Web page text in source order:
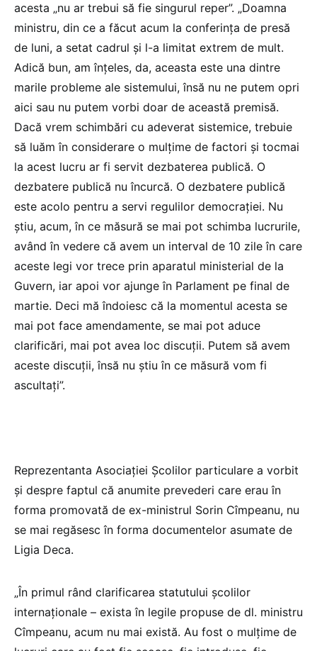
acesta „nu ar trebui să fie singurul reper”. „Doamna
ministru, din ce a făcut acum la conferința de presă
de luni, a setat cadrul și l-a limitat extrem de mult.
Adică bun, am înțeles, da, aceasta este una dintre
marile probleme ale sistemului, însă nu ne putem opri
aici sau nu putem vorbi doar de această premisă.
Dacă vrem schimbări cu adeverat sistemice, trebuie
să luăm în considerare o mulțime de factori și tocmai
la acest lucru ar fi servit dezbaterea publică. O
dezbatere publică nu încurcă. O dezbatere publică
este acolo pentru a servi regulilor democrației. Nu
știu, acum, în ce măsură se mai pot schimba lucrurile,
având în vedere că avem un interval de 10 zile în care
aceste legi vor trece prin aparatul ministerial de la
Guvern, iar apoi vor ajunge în Parlament pe final de
martie. Deci mă îndoiesc că la momentul acesta se
mai pot face amendamente, se mai pot aduce
clarificări, mai pot avea loc discuții. Putem să avem
aceste discuții, însă nu știu în ce măsură vom fi
ascultați”.
Reprezentanta Asociației Școlilor particulare a vorbit
și despre faptul că anumite prevederi care erau în
forma promovată de ex-ministrul Sorin Cîmpeanu, nu
se mai regăsesc în forma documentelor asumate de
Ligia Deca.
„În primul rând clarificarea statutului școlilor
internaționale – exista în legile propuse de dl. ministru
Cîmpeanu, acum nu mai există. Au fost o mulțime de